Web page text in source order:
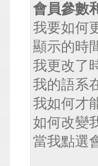
會員參數
我要如何
顯示的時
我更改了
我的語系
我如何才
如何改變
當我點選